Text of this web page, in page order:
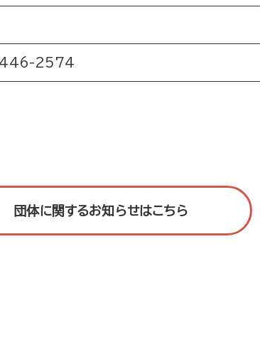
446-2574
団体に関するお知らせはこちら